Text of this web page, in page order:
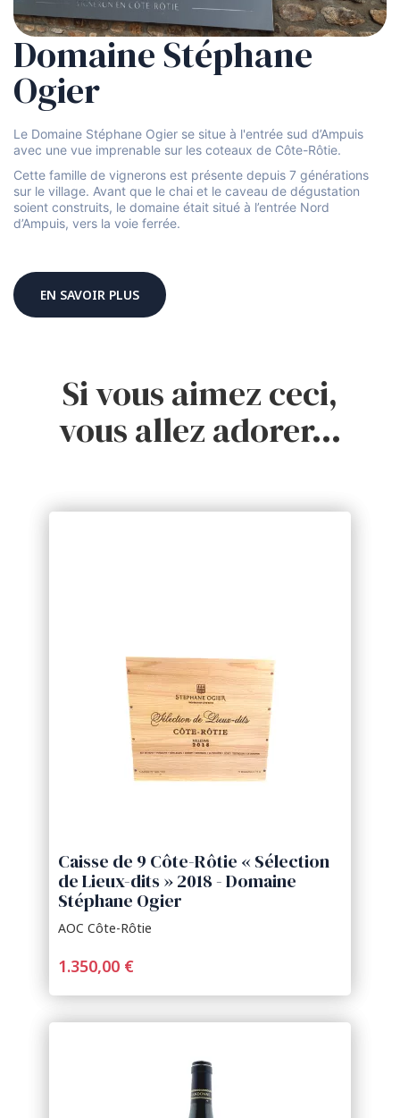
Domaine Stéphane
Ogier
Le Domaine Stéphane Ogier se situe à l'entrée sud d’Ampuis
avec une vue imprenable sur les coteaux de Côte-Rôtie.
Cette famille de vignerons est présente depuis 7 générations
sur le village. Avant que le chai et le caveau de dégustation
soient construits, le domaine était situé à l’entrée Nord
d’Ampuis, vers la voie ferrée.
EN SAVOIR PLUS
Si vous aimez ceci,
vous allez adorer…
Caisse de 9 Côte-Rôtie « Sélection
de Lieux-dits » 2018 - Domaine
Stéphane Ogier
AOC Côte-Rôtie
1.350,00 €